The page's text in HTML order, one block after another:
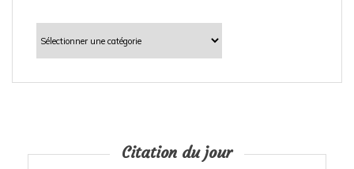
Catégories
Citation du jour